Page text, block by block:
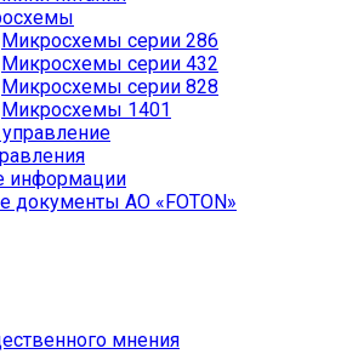
Микросхемы серии 286
Микросхемы серии 432
Микросхемы серии 828
Микросхемы 1401
информации
документы АО «FOTON»
мнения